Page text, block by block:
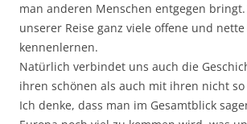
man anderen Menschen entgegen
unserer Reise ganz viele offene und
kennenlernen.
Natürlich verbindet uns auch die
ihren schönen als auch mit ihren nicht so
Ich denke, dass man im Gesamtblick